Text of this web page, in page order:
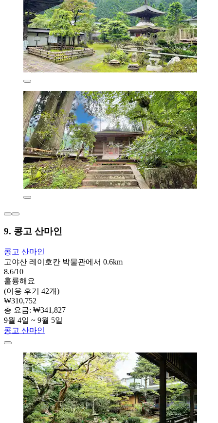
9. 콩고 산마인
콩고 산마인
고야산 레이호칸 박물관에서 0.6km
8.6/10
훌륭해요
(이용 후기 42개)
₩310,752
총 요금: ₩341,827
9월 4일 ~ 9월 5일
콩고 산마인